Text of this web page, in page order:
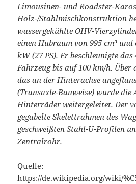
Limousinen- und Roadster-
Holz-/Stahlmischkonstruktion
wassergekühlte OHV-
einen Hubraum von 995 cm³
kW (27 PS). Er beschleunigte das
Fahrzeug bis auf 100 km/h.
das an der Hinterachse
(Transaxle-Bauweise) wurde
Hinterräder weitergeleitet. Der
gegabelte Skelettrahmen des
geschweißten Stahl-U-Profilen
Zentralrohr.
Quelle:
https://de.wikipedia.org/wiki/